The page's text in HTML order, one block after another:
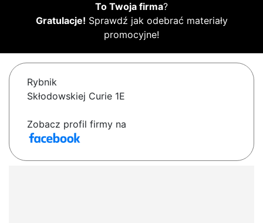
To Twoja firma?
Gratulacje! Sprawdź jak odebrać materiały
promocyjne!
Rybnik
Skłodowskiej Curie 1E
Zobacz profil firmy na